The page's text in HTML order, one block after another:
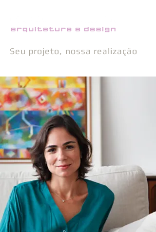
Seu projeto, nossa realização